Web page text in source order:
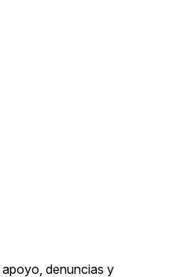
apoyo, denuncias y